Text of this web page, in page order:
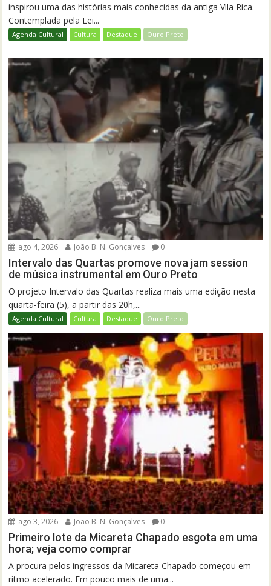
inspirou uma das histórias mais conhecidas da antiga Vila Rica.
Contemplada pela Lei...
Agenda Cultural Cultura Destaque Ouro Preto
ago 4, 2026 João B. N. Gonçalves 0
Intervalo das Quartas promove nova jam session
de música instrumental em Ouro Preto
O projeto Intervalo das Quartas realiza mais uma edição nesta
quarta-feira (5), a partir das 20h,...
Agenda Cultural Cultura Destaque Ouro Preto
ago 3, 2026 João B. N. Gonçalves 0
Primeiro lote da Micareta Chapado esgota em uma
hora; veja como comprar
A procura pelos ingressos da Micareta Chapado começou em
ritmo acelerado. Em pouco mais de uma...